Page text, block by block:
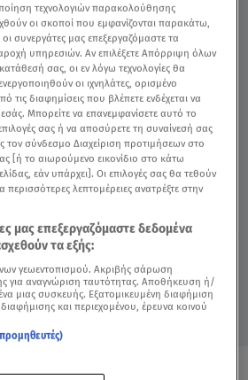
ΖΩΔΙΑ ΣΗΜΕΡΑ
ΠΡΟΒΛΕΨΕΙΣ
STARS SYSTEM ΑΝΟΙΞΗ 2026
τεχνολογιών παρακολούθησης
οι σκοποί που εμφανίζονται παρακάτω,
οι συνεργάτες μας επεξεργαζόμαστε τα
υπηρεσιών. Αν επιλέξετε Απόρριψη όλων
σας, οι εν λόγω τεχνολογίες θα
οι ιχνηλάτες, ορισμένο
τις διαφημίσεις που βλέπετε ενδέχεται να
εσάς. Μπορείτε να επανεμφανίσετε αυτό το
σας ή να αποσύρετε τη συναίνεσή σας
σύνδεσμο Διαχείριση προτιμήσεων στο
[ή το αιωρούμενο εικονίδιο στο κάτω
εάν υπάρχει]. Οι επιλογές σας θα τεθούν
περισσότερες λεπτομέρειες ανατρέξτε στην
μας επεξεργαζόμαστε δεδομένα
τα εξής:
γεωεντοπισμού. Ακριβής σάρωση
για αναγνώριση ταυτότητας. Αποθήκευση ή/
μιας συσκευής. Εξατομικευμένη διαφήμιση
και περιεχομένου, έρευνα κοινού